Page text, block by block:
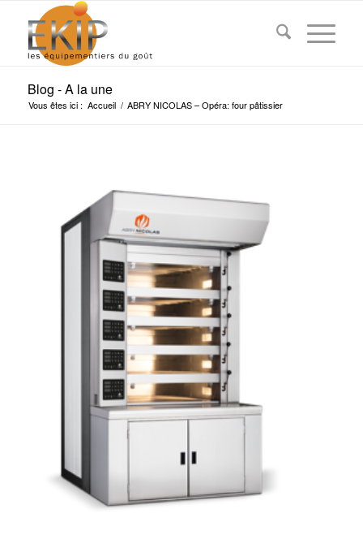
Blog - A la une
Vous êtes ici : Accueil / ABRY NICOLAS – Opéra: four pâtissier